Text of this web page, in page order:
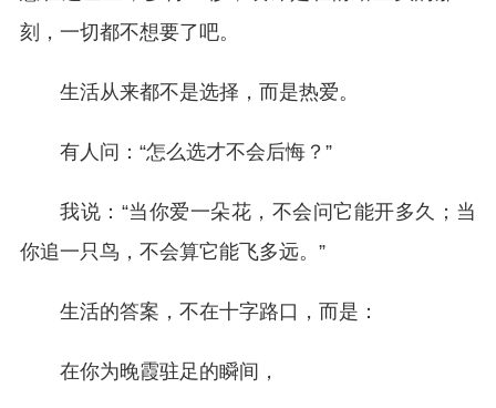
刻，一切都不想要了吧。
生活从来都不是选择，而是热爱。
有人问：“怎么选才不会后悔？”
我说：“当你爱一朵花，不会问它能开多久；当
你追一只鸟，不会算它能飞多远。”
生活的答案，不在十字路口，而是：
在你为晚霞驻足的瞬间，